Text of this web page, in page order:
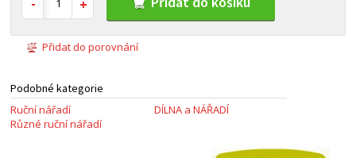
Přidat do porovnání
Podobné kategorie
Ruční nářadí
Různé ruční nářadí
DÍLNA a NÁŘADÍ